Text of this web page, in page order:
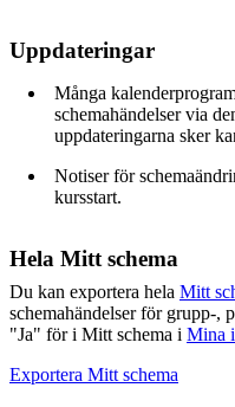
Uppdateringar
Många
schemahändelser via
uppdateringarna sker
Notiser för
kursstart.
Hela Mitt schema
Du kan exportera hela Mitt
schemahändelser för grupp-,
"Ja" för i Mitt schema i Mina
Exportera Mitt schema